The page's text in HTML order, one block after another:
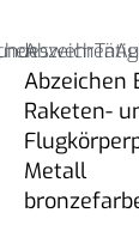
Abzeichen
Abzeichen
Raketen-
Metall